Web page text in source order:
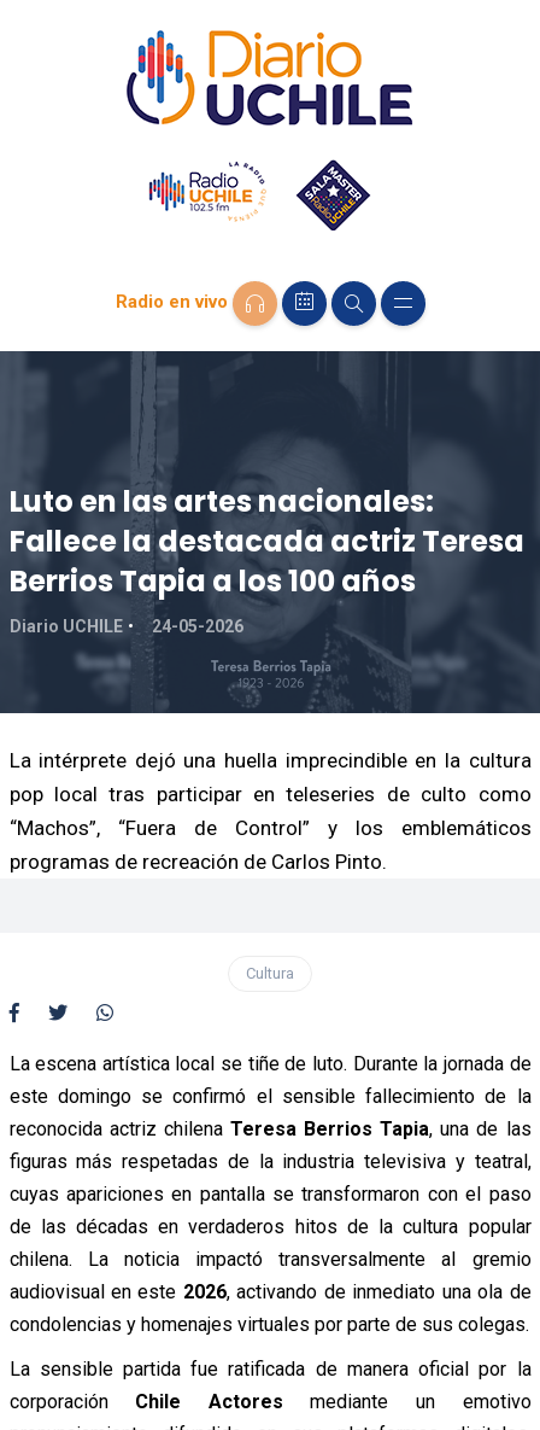
Radio en vivo
Luto en las artes nacionales:
Fallece la destacada actriz Teresa
Berrios Tapia a los 100 años
Diario UCHILE 24-05-2026
La intérprete dejó una huella imprecindible en la cultura
pop local tras participar en teleseries de culto como
“Machos”, “Fuera de Control” y los emblemáticos
programas de recreación de Carlos Pinto.
Cultura
La escena artística local se tiñe de luto. Durante la jornada de
este domingo se confirmó el sensible fallecimiento de la
reconocida actriz chilena Teresa Berrios Tapia, una de las
figuras más respetadas de la industria televisiva y teatral,
cuyas apariciones en pantalla se transformaron con el paso
de las décadas en verdaderos hitos de la cultura popular
chilena. La noticia impactó transversalmente al gremio
audiovisual en este 2026, activando de inmediato una ola de
condolencias y homenajes virtuales por parte de sus colegas.
La sensible partida fue ratificada de manera oficial por la
corporación Chile Actores mediante un emotivo